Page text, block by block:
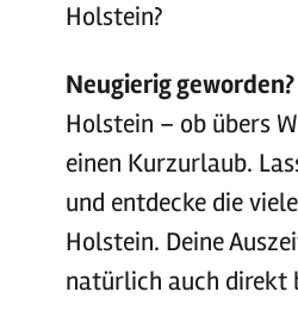
Holstein?
Neugierig geworden?
Holstein – ob übers
einen Kurzurlaub.
und entdecke die
Holstein. Deine
natürlich auch direkt